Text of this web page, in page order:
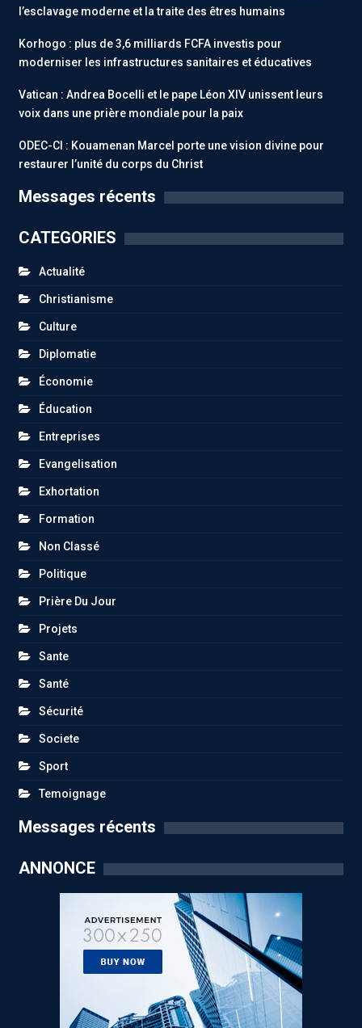
l’esclavage moderne et la traite des êtres humains
Korhogo : plus de 3,6 milliards FCFA investis pour
moderniser les infrastructures sanitaires et éducatives
Vatican : Andrea Bocelli et le pape Léon XIV unissent leurs
voix dans une prière mondiale pour la paix
ODEC-CI : Kouamenan Marcel porte une vision divine pour
restaurer l’unité du corps du Christ
Messages récents
CATEGORIES
Actualité
Christianisme
Culture
Diplomatie
Économie
Éducation
Entreprises
Evangelisation
Exhortation
Formation
Non Classé
Politique
Prière Du Jour
Projets
Sante
Santé
Sécurité
Societe
Sport
Temoignage
Messages récents
ANNONCE